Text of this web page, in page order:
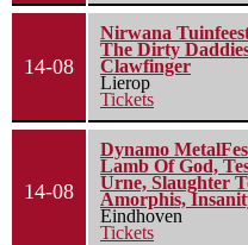
14-08
Nirwana
The Dirty
Clawfinger
Lierop
Tickets
14-08
Dynamo
Lamb Of God,
Urne, Slaughter
Amorphis,
Eindhoven
Tickets